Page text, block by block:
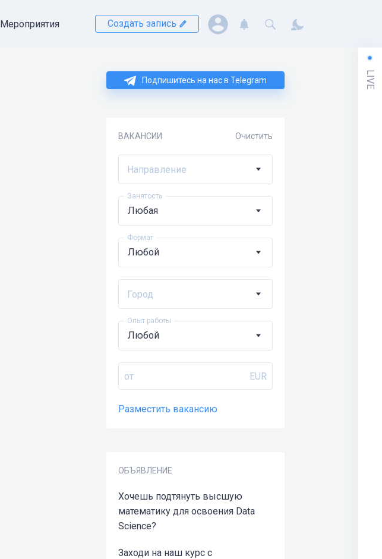
Мероприятия Создать запись
Подпишитесь на нас в Telegram
ВАКАНСИИ Очистить
Направление
Занятость
Формат
Город
Опыт работы
от EUR
Разместить вакансию
ОБЪЯВЛЕНИЕ
Хочешь подтянуть высшую
математику для освоения Data
Science?
Заходи на наш курс с
LIVE